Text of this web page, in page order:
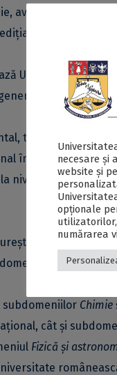
având în vedere
din 2022,
Universitatea din
de 59 de
topul realizat de
în subdomeniile
nivel mondial). La
se situează
subdomeniilor Chimie
cât și
Fizică și
necesare și
website și
opționale
numărarea